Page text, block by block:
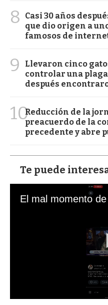
8
Casi 30 años
que dio origen a
famosos de
9
Llevaron cinco
controlar una
después
10Reducción de la
preacuerdo de la
precedente y abre
Te puede